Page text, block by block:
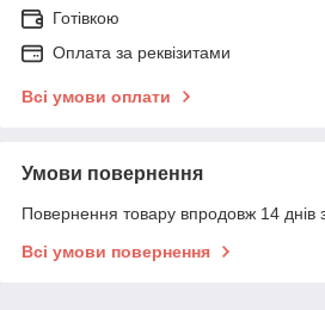
Готівкою
Оплата за реквізитами
Всі умови оплати
Умови повернення
Повернення товару впродовж 14 днів
Всі умови повернення